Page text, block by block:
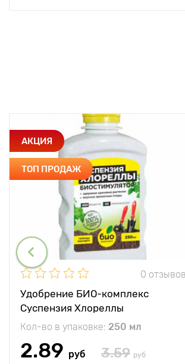
АКЦИЯ
ТОП ПРОДАЖ
0 отзывов
Удобрение БИО-комплекс
Суспензия Хлореллы
Кол-во в упаковке: 250 мл
2.89 руб 3.59 руб